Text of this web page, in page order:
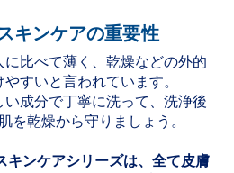
キンケアの重要性
比べて薄く、乾燥などの外的
すいと言われています。
成分で丁寧に洗って、洗浄後
を乾燥から守りましょう。
キンケアシリーズは、全て皮膚